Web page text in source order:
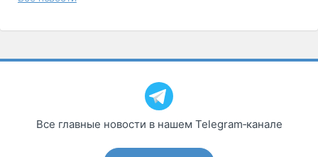
Все главные новости в нашем Telegram‑канале